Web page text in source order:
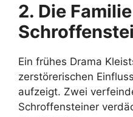
2. Die Familie
Ein frühes Drama
zerstörerischen
aufzeigt. Zwei
Schroffensteiner